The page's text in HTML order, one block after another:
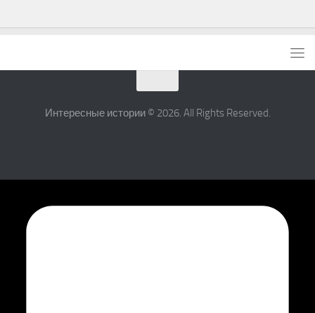
Интересные истории © 2026. All Rights Reserved.